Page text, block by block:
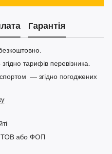
Гарантія
тарифів перевізника.
— згідно погоджених
ТОВ або ФОП